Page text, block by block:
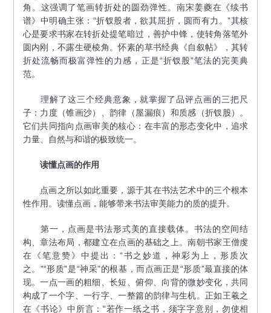
角。这强调了笔画转折处的圆劲弹性。南宋姜夔在《续书
谱》中明确主张：“折钗股者，欲其屈折，圆而有力。”其核
心是要求书家在转折处提笔暗过，善护中锋，使转角落笔外
圆内刚，不露生硬棱角。怀素的草书经典《自叙帖》，其转
折处流畅而极富弹性的力感，正是“折钗股”笔法的完美典
范。
理解了这三个经典意象，就掌握了品评点画的三把尺
子：力度（锥画沙）、韵律（屋漏痕）和质感（折钗股）。
它们共同指向点画审美的核心：在丰富的形态变化中，追求
力量、自然与和谐的极致统一。
读懂点画的作用
点画之所以如此重要，源于其在书法艺术中的三个根本
性作用。读懂点画，能够带来书法审美能力的质的提升。
第一，点画是书法形式美的直接载体。书法的空间结
构、章法布局，都建立在点画的基础之上。南朝书家王僧虔
在《笔意赞》中提出：“书之妙道，神彩为上，形质次
之。”“形质”是“神采”的根基，而点画正是“形质”最直接的体
现。一点一画的粗细、长短、俯仰、向背的微妙变化，共同
构成了一个字、一行字、一整篇的韵律与生机。正如王羲之
在《书论》中所言：“若作一纸之书，须字字意别，勿使相